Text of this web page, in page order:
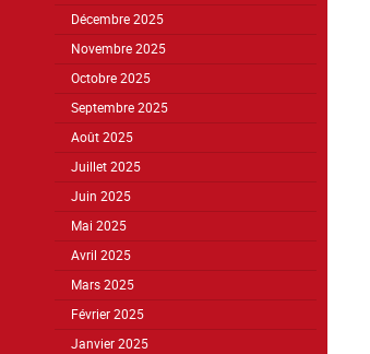
Décembre 2025
Novembre 2025
Octobre 2025
Septembre 2025
Août 2025
Juillet 2025
Juin 2025
Mai 2025
Avril 2025
Mars 2025
Février 2025
Janvier 2025